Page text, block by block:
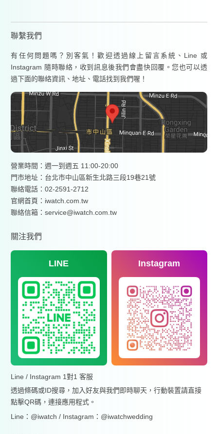
聯繫我們
有任何問題嗎？別客氣！歡迎透過線上留言系統、Line 或
Instagram 隨時聯絡，收到訊息後我們會盡快回覆。您也可以透
過下面的聯絡資訊、地址、電話找到我們喔！
營業時間：週一到週五 11:00-20:00
門市地址：台北市中山區新生北路三段19巷21號
聯絡電話：02-2591-2712
官網首頁： iwatch.com.tw
聯絡信箱：service@iwatch.com.tw
關注我們
LINE Instagram
Line / Instagram 1對1 客服
透過條碼或ID搜尋，加入好友與我們即時聊天，行動裝置請直接
點擊QR碼，連接應用程式。
Line：@iwatch / Instagram：@iwatchwedding